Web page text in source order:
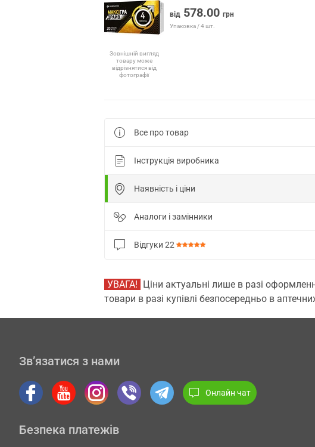
Зовнішній вигляд
товару може
відрізнятися від
фотографії
від 578.00 грн
Упаковка / 4 шт.
Все про товар
Інструкція виробника
Наявність і ціни
Аналоги і замінники
Відгуки 22
УВАГА! Ціни актуальні лише в разі
товари в разі купівлі безпосередньо в
Зв’язатися з нами
Онлайн чат
Безпека платежів